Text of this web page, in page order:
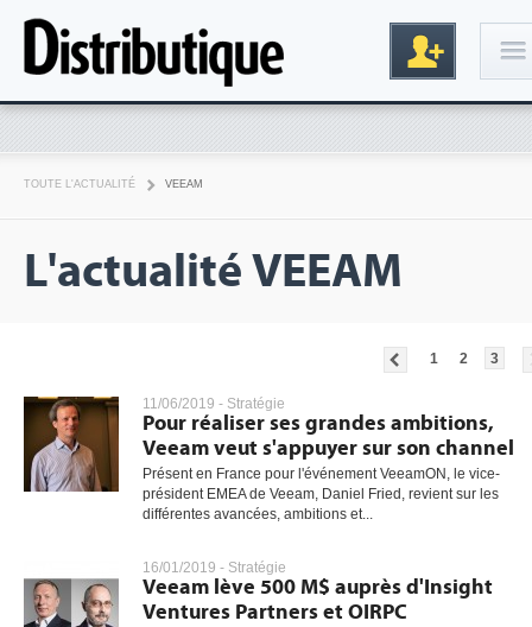
gratuite
TOUTE L'ACTUALITÉ VEEAM
L'actualité VEEAM
1 2 3
11/06/2019 - Stratégie
Pour réaliser ses grandes ambitions,
Veeam veut s'appuyer sur son channel
Présent en France pour l'événement VeeamON, le vice-
président EMEA de Veeam, Daniel Fried, revient sur les
différentes avancées, ambitions et...
16/01/2019 - Stratégie
Veeam lève 500 M$ auprès d'Insight
Ventures Partners et OIRPC